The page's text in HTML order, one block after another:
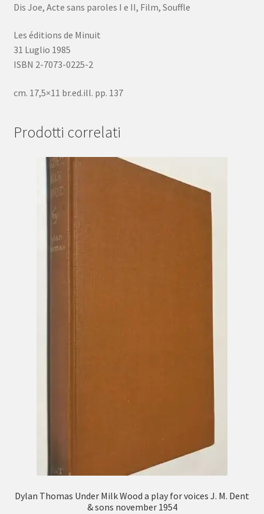
Dis Joe, Acte sans paroles I e II, Film, Souffle
Les éditions de Minuit
31 Luglio 1985
ISBN 2-7073-0225-2
cm. 17,5×11 br.ed.ill. pp. 137
Prodotti correlati
Dylan Thomas Under Milk Wood a play for voices J. M. Dent
& sons november 1954